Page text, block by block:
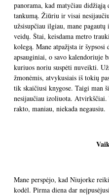
panorama, kad matyčiau
tankumą. Žiūriu ir visai
užsisupčiau ilgiau, mane
veidų. Štai, keisdama metro
kolegą. Mane atpažįsta ir
apsauginiai, o savo kalendoriuje
kuriuos noriu suspėti nuveikti.
žmonėmis, atvykusiais iš tokių
tik skaičiusi knygose. Taigi man
nesijaučiau izoliuota.
rakto, maniau, niekada negausiu.
Mane perspėjo, kad Niujorke
kodėl. Pirma diena dar